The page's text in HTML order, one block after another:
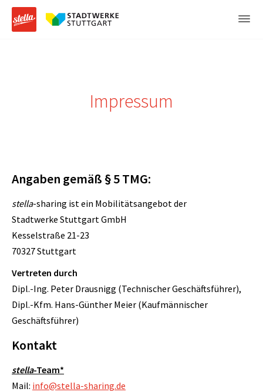
Impressum
Angaben gemäß § 5 TMG:
stella-sharing ist ein Mobilitätsangebot der
Stadtwerke Stuttgart GmbH
Kesselstraße 21-23
70327 Stuttgart
Vertreten durch
Dipl.-Ing. Peter Drausnigg (Technischer Geschäftsführer),
Dipl.-Kfm. Hans-Günther Meier (Kaufmännischer
Geschäftsführer)
Kontakt
stella-Team*
Mail: info@stella-sharing.de